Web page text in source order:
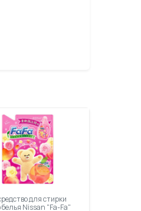
для стирки
белья Nissan "Fa-Fa"